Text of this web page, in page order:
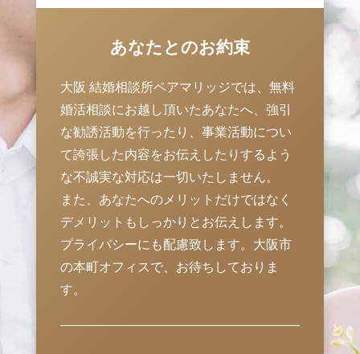
あなたとのお約束
大阪 結婚相談所ペアマリッジでは、無料
婚活相談にお越し頂いたあなたへ、強引
な勧誘活動を行ったり、事業活動につい
て誇張した内容をお伝えしたりするよう
な不誠実な対応は一切いたしません。
また、あなたへのメリットだけではなく
デメリットもしっかりとお伝えします。
プライバシーにも配慮致します。大阪市
の本町オフィスで、お待ちしておりま
す。